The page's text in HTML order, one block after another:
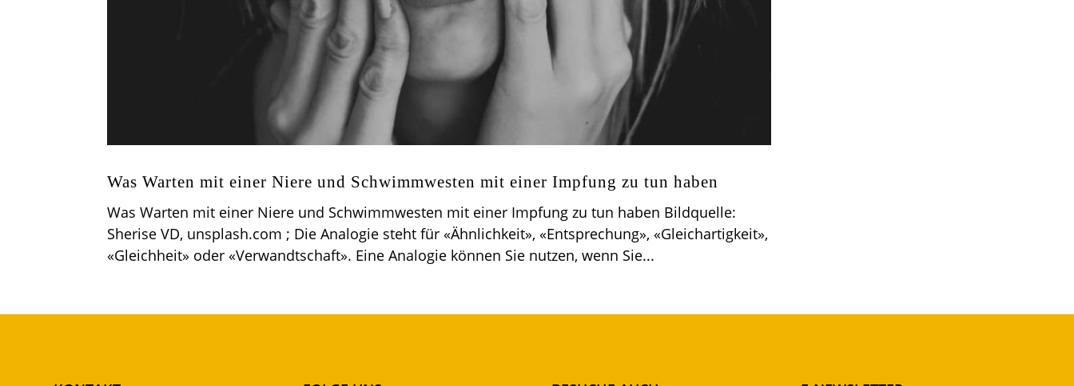
Was Warten mit einer Niere und Schwimmwesten mit einer Impfung zu tun haben
Was Warten mit einer Niere und Schwimmwesten mit einer Impfung zu tun haben Bildquelle:
Sherise VD, unsplash.com ; Die Analogie steht für «Ähnlichkeit», «Entsprechung», «Gleichartigkeit»,
«Gleichheit» oder «Verwandtschaft». Eine Analogie können Sie nutzen, wenn Sie...